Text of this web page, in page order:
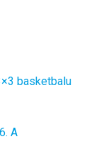
basketbalu
A